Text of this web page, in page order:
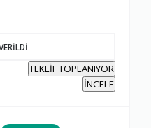
TEKLİF TOPLANIYOR
İNCELE